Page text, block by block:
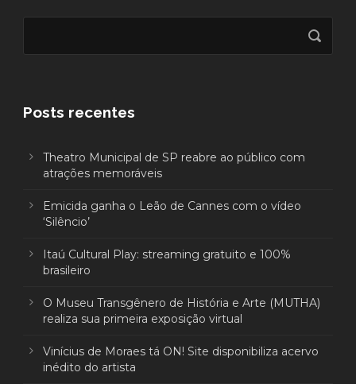
Posts recentes
Theatro Municipal de SP reabre ao público com
atrações memoráveis
Emicida ganha o Leão de Cannes com o vídeo
‘Silêncio’
Itaú Cultural Play: streaming gratuito e 100%
brasileiro
O Museu Transgênero de História e Arte (MUTHA)
realiza sua primeira exposição virtual
Vinícius de Moraes tá ON! Site disponibiliza acervo
inédito do artista